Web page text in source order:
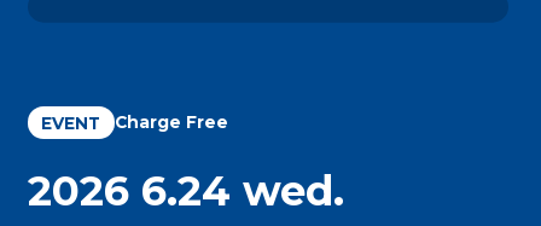
EVENT Charge Free
2026 6.24 wed.